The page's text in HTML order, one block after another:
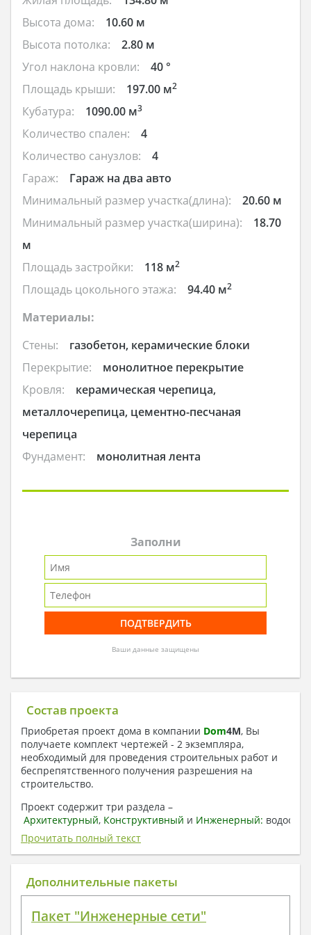
Высота дома:
10.60 м
Высота потолка:
2.80 м
Угол наклона кровли:
40 °
Площадь крыши:
197.00 м2
Кубатура: 1090.00 м3
Количество спален:
4
Количество санузлов:
4
Гараж:
Гараж на два авто
Минимальный размер участка(длина):
20.60 м
Минимальный размер участка(ширина):
18.70
м
Площадь застройки:
118 м2
Площадь цокольного этажа: 94.40 м2
Материалы:
Стены:
газобетон, керамические блоки
Перекрытие:
монолитное перекрытие
Кровля:
керамическая черепица,
металлочерепица, цементно-песчаная
черепица
Фундамент:
монолитная лента
Заполни
Ваши данные защищены
Состав проекта
Приобретая проект дома в компании Dom4M, Вы
получаете комплект чертежей - 2 экземпляра,
необходимый для проведения строительных работ и
беспрепятственного получения разрешения на
строительство.
Проект содержит три раздела –
Архитектурный, Конструктивный и Инженерный:
отопление, вентиляция, канализация,
электроснабжение (приобретается за дополнительную
плату) + Пояснительная записка.
1. Архитектурный раздел:
План координационных осей
Прочитать полный текст
Дополнительные пакеты
Пакет "Инженерные сети"